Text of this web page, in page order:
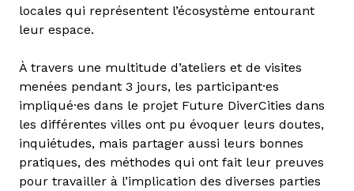
locales qui représentent l’écosystème entourant
leur espace.
À travers une multitude d’ateliers et de visites
menées pendant 3 jours, les participant·es
impliqué·es dans le projet Future DiverCities dans
les différentes villes ont pu évoquer leurs doutes,
inquiétudes, mais partager aussi leurs bonnes
pratiques, des méthodes qui ont fait leur preuves
pour travailler à l’implication des diverses parties